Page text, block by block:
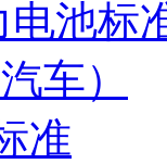
电池标
车）
准